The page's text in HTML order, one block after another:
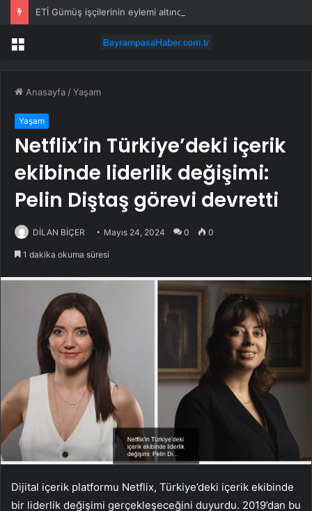
Menü
Anasayfa /Yaşam
Yaşam
Netflix’in Türkiye’deki içerik
ekibinde liderlik değişimi:
Pelin Diştaş görevi devretti
DİLAN BİÇER Mayıs 24, 2024 0 0
1 dakika okuma süresi
Dijital içerik platformu Netflix, Türkiye’deki içerik ekibinde
bir liderlik değişimi gerçekleşeceğini duyurdu. 2019’dan bu